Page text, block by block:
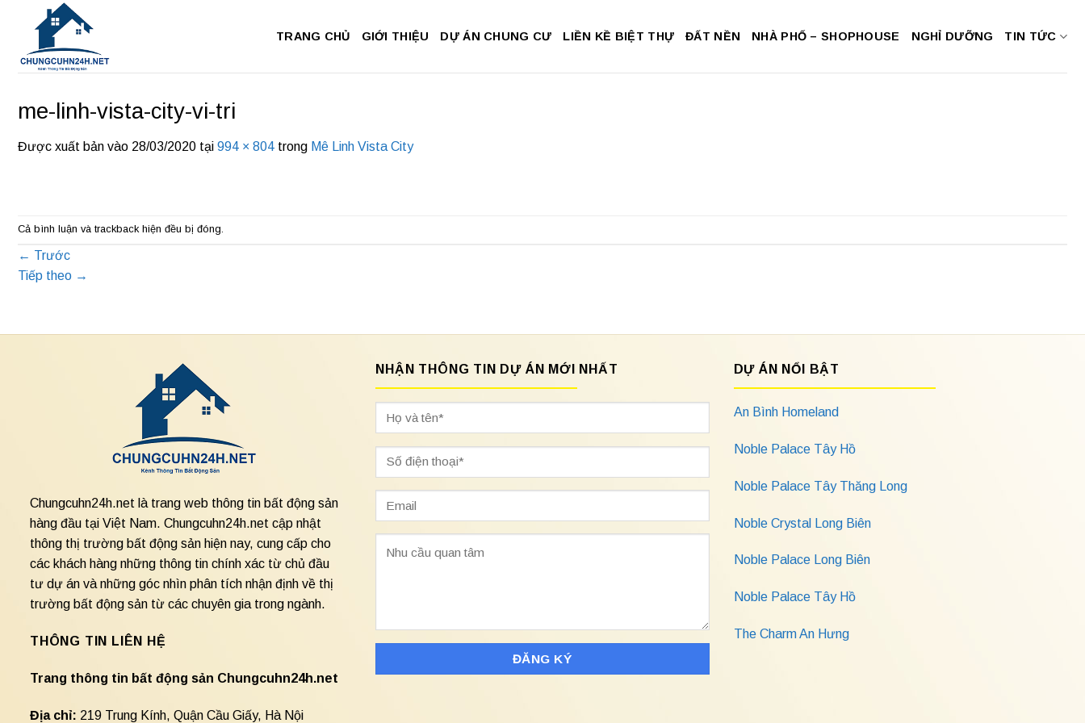
dung
TRANG CHỦ GIỚI THIỆU DỰ ÁN CHUNG CƯ LIỀN KỀ BIỆT THỰ ĐẤT NỀN NHÀ PHỐ – SHOPHOUSE NGHỈ DƯỠNG TIN TỨC
me-linh-vista-city-vi-tri
Được xuất bản vào 28/03/2020 tại 994 × 804 trong Mê Linh Vista City
Cả bình luận và trackback hiện đều bị đóng.
← Trước
Tiếp theo →
Chungcuhn24h.net là trang web thông tin bất động sản
hàng đầu tại Việt Nam. Chungcuhn24h.net cập nhật
thông thị trường bất động sản hiện nay, cung cấp cho
các khách hàng những thông tin chính xác từ chủ đầu
tư dự án và những góc nhìn phân tích nhận định về thị
trường bất động sản từ các chuyên gia trong ngành.
THÔNG TIN LIÊN HỆ
Trang thông tin bất động sản Chungcuhn24h.net
Địa chỉ: 219 Trung Kính, Quận Cầu Giấy, Hà Nội
NHẬN THÔNG TIN DỰ ÁN MỚI NHẤT DỰ ÁN NỔI BẬT
An Bình Homeland
Noble Palace Tây Hồ
Noble Palace Tây Thăng Long
Noble Crystal Long Biên
Noble Palace Long Biên
Noble Palace Tây Hồ
The Charm An Hưng